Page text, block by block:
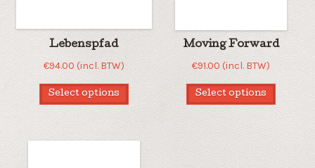
Lebenspfad
€94.00 (incl. BTW)
Select options
Moving Forward
€91.00 (incl. BTW)
Select options